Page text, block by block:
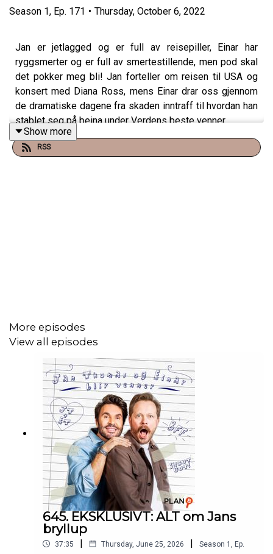
Season 1, Ep. 171 • Thursday, October 6, 2022
Jan er jetlagged og er full av reisepiller, Einar har
ryggsmerter og er full av smertestillende, men pod skal
det pokker meg bli! Jan forteller om reisen til USA og
konsert med Diana Ross, mens Einar drar oss gjennom
de dramatiske dagene fra skaden inntraff til hvordan han
stablet seg på beina under Verdens beste venner.
Show more
RSS
More episodes
View all episodes
645. EKSKLUSIVT: ALT om Jans
bryllup
37:35 | Thursday, June 25, 2026 | Season 1 , Ep.